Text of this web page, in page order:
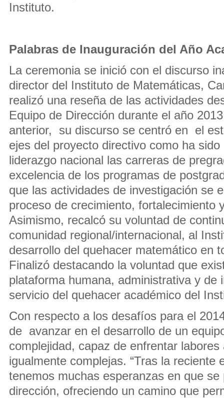
Instituto.
Palabras de Inauguración del Año
La ceremonia se inició con el discurso
director del Instituto de Matemáticas,
realizó una reseña de las actividades
Equipo de Dirección durante el año
anterior, su discurso se centró en el
ejes del proyecto directivo como ha
liderazgo nacional las carreras de
excelencia de los programas de
que las actividades de investigación se
proceso de crecimiento, fortalecimiento
Asimismo, recalcó su voluntad de
comunidad regional/internacional, al
desarrollo del quehacer matemático en
Finalizó destacando la voluntad que
plataforma humana, administrativa y de
servicio del quehacer académico del
Con respecto a los desafíos para el
de avanzar en el desarrollo de un
complejidad, capaz de enfrentar
igualmente complejas. “Tras la reciente
tenemos muchas esperanzas en que
dirección, ofreciendo un camino que